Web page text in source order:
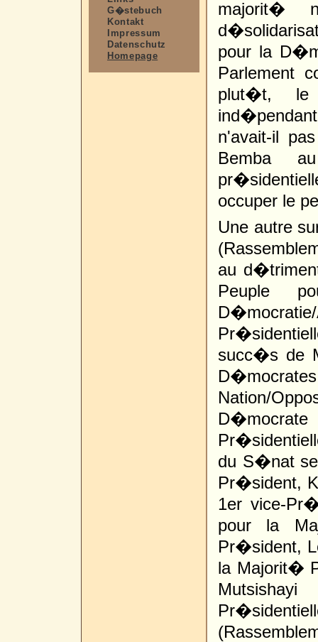
G�stebuch
Kontakt
Impressum
Datenschutz
Homepage
majorit�
pour la
Parlement
plut�t, le
n'avait-il
Bemba
occuper le
Une autre
au
Peuple
succ�s de
Nation/
D�mocrate
du S�nat
Pr�sident,
1er vice-
pour la
Pr�sident,
la Majorit�